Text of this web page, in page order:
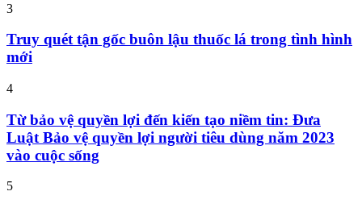
3
Truy quét tận gốc buôn lậu thuốc lá trong tình hình
mới
4
Từ bảo vệ quyền lợi đến kiến tạo niềm tin: Đưa
Luật Bảo vệ quyền lợi người tiêu dùng năm 2023
vào cuộc sống
5